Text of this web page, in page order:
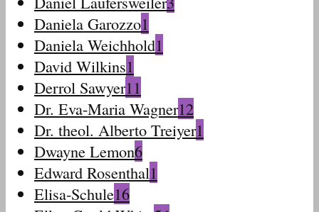
Daniela Garozzo1
Daniela Weichhold1
David Wilkins1
Derrol Sawyer11
Dr. Eva-Maria Wagner12
Dr. theol. Alberto Treiyer1
Dwayne Lemon6
Edward Rosenthal1
Elisa-Schule16